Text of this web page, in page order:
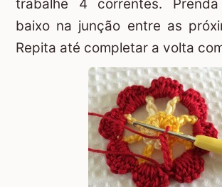
trabalhe 4 correntes.
baixo na junção entre as
Repita até completar a volta